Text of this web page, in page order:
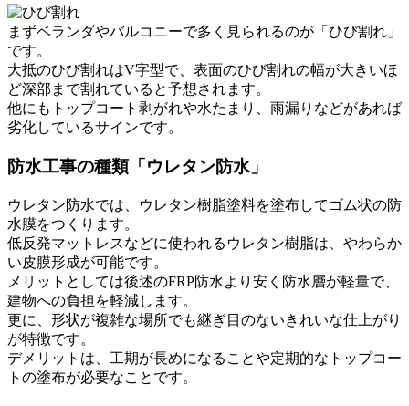
まずベランダやバルコニーで多く見られるのが「ひび割れ」
です。
大抵のひび割れはV字型で、表面のひび割れの幅が大きいほ
ど深部まで割れていると予想されます。
他にもトップコート剥がれや水たまり、雨漏りなどがあれば
劣化しているサインです。
防水工事の種類「ウレタン防水」
ウレタン防水では、ウレタン樹脂塗料を塗布してゴム状の防
水膜をつくります。
低反発マットレスなどに使われるウレタン樹脂は、やわらか
い皮膜形成が可能です。
メリットとしては後述のFRP防水より安く防水層が軽量で、
建物への負担を軽減します。
更に、形状が複雑な場所でも継ぎ目のないきれいな仕上がり
が特徴です。
デメリットは、工期が長めになることや定期的なトップコー
トの塗布が必要なことです。